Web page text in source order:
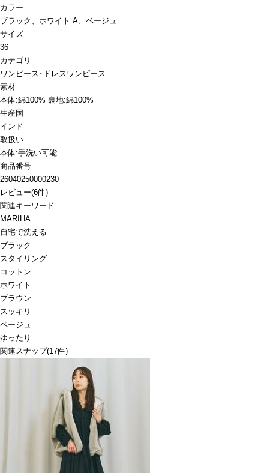
カラー
ブラック、ホワイト A、ベージュ
サイズ
36
カテゴリ
ワンピース･ドレスワンピース
素材
本体:綿100% 裏地:綿100%
生産国
インド
取扱い
本体:手洗い可能
商品番号
26040250000230
レビュー(6件)
関連キーワード
MARIHA
自宅で洗える
ブラック
スタイリング
コットン
ホワイト
ブラウン
スッキリ
ベージュ
ゆったり
関連スナップ(17件)